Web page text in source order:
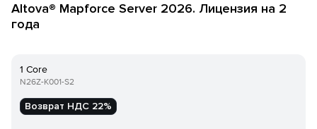
Altova® Mapforce Server 2026. Лицензия на 2
года
1 Core
N26Z-K001-S2
Возврат НДС 22%